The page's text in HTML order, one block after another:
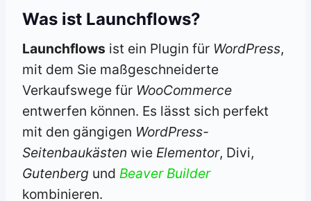
Was ist Launchflows?
Launchflows ist ein Plugin für WordPress,
mit dem Sie maßgeschneiderte
Verkaufswege für WooCommerce
entwerfen können. Es lässt sich perfekt
mit den gängigen WordPress-
Seitenbaukästen wie Elementor, Divi,
Gutenberg und Beaver Builder
kombinieren.